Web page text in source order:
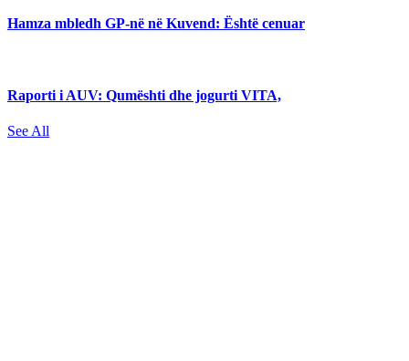
Hamza mbledh GP-në në Kuvend: Është cenuar
Raporti i AUV: Qumështi dhe jogurti VITA,
See All